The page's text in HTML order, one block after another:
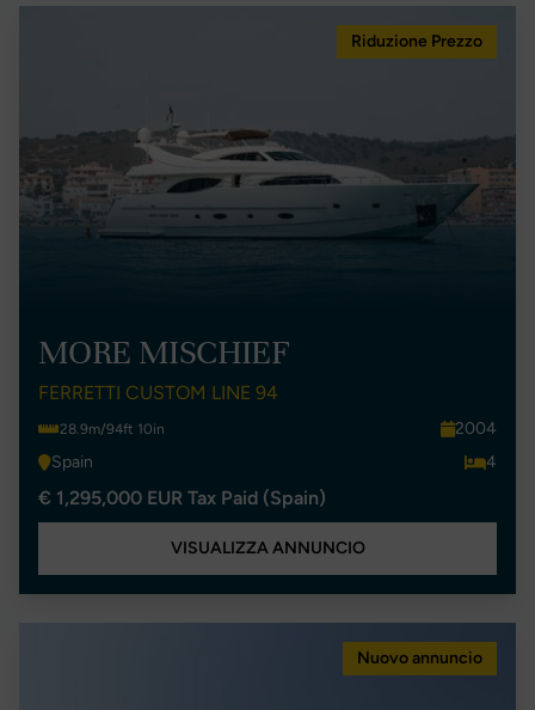
Riduzione Prezzo
MORE MISCHIEF
FERRETTI CUSTOM LINE 94
28.9m/94ft 10in
2004
Spain
4
€ 1,295,000 EUR Tax Paid (Spain)
VISUALIZZA ANNUNCIO
Nuovo annuncio